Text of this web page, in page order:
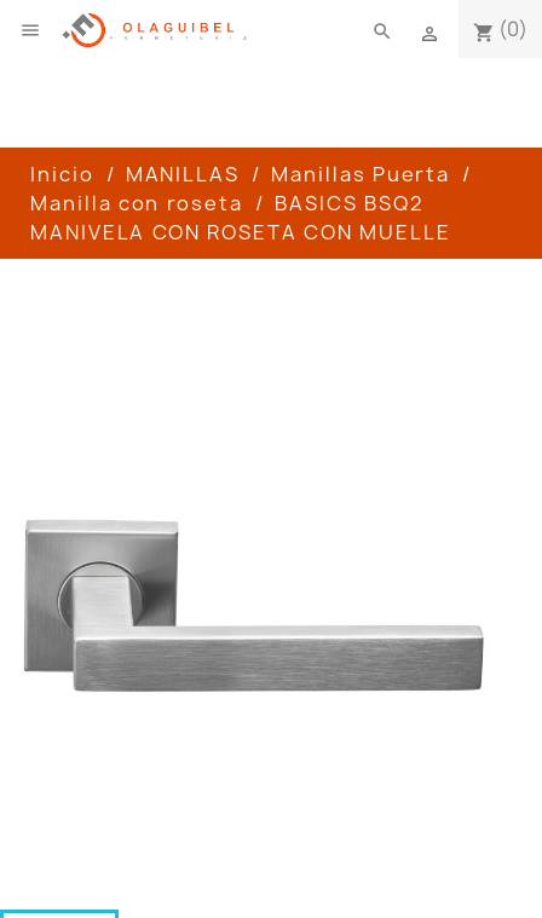
 shopping_cart (0)

search
Inicio MANILLAS
Manillas Puerta
Manilla con roseta
BASICS BSQ2
MANIVELA CON ROSETA CON MUELLE